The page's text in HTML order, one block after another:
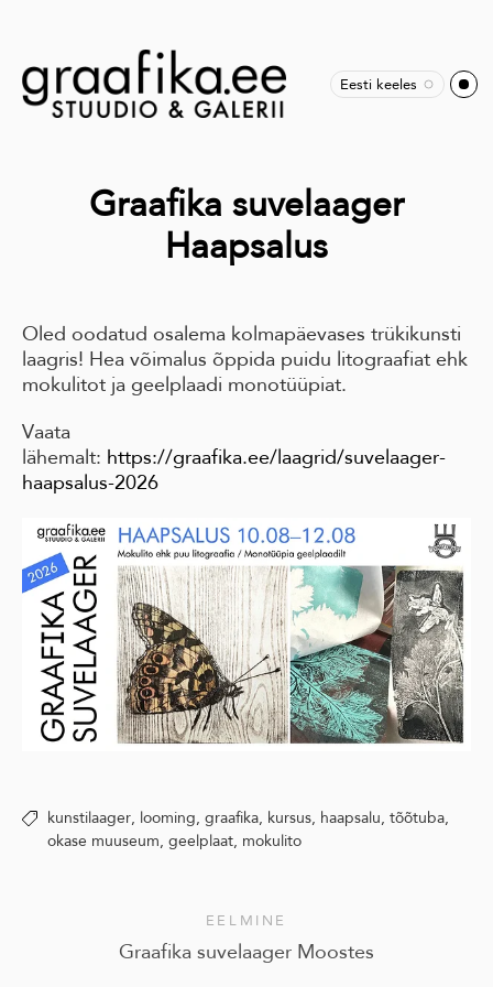
Eesti keeles
Graafika suvelaager
Haapsalus
Oled oodatud osalema kolmapäevases trükikunsti
laagris! Hea võimalus õppida puidu litograafiat ehk
mokulitot ja geelplaadi monotüüpiat.
Vaata
lähemalt: https://graafika.ee/laagrid/suvelaager-
haapsalus-2026
kunstilaager, looming, graafika, kursus, haapsalu, tõõtuba,
okase muuseum, geelplaat, mokulito
EELMINE
Graafika suvelaager Moostes